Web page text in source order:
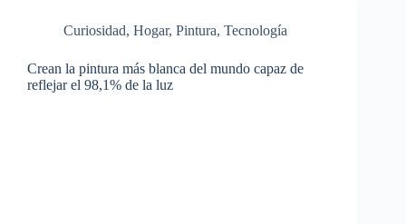
Curiosidad, Hogar, Pintura, Tecnología
Crean la pintura más blanca del mundo capaz de
reflejar el 98,1% de la luz